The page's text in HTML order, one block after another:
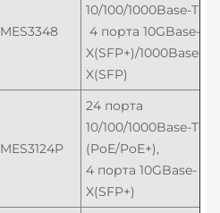
MES3348
10/100/1000Base-T,
4 порта 10GBase-
X(SFP+)/1000Base-
X(SFP)
MES3124P
24 порта
10/100/1000Base-T
(PoE/PoE+),
4 порта 10GBase-
X(SFP+)